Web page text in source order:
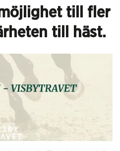
till fler
till häst.